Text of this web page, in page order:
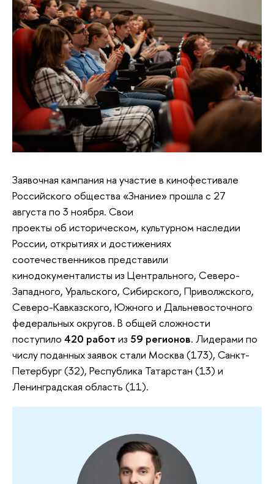
Заявочная кампания на участие в кинофестивале
Российского общества «Знание» прошла с 27
августа по 3 ноября. Свои
проекты об историческом, культурном наследии
России, открытиях и достижениях
соотечественников представили
кинодокументалисты из Центрального, Северо-
Западного, Уральского, Сибирского, Приволжского,
Северо-Кавказского, Южного и Дальневосточного
федеральных округов. В общей сложности
поступило 420 работ из 59 регионов. Лидерами по
числу поданных заявок стали Москва (173), Санкт-
Петербург (32), Республика Татарстан (13) и
Ленинградская область (11).